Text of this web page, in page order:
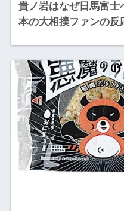
貴ノ岩はなぜ日馬富士
本の大相撲ファンの反